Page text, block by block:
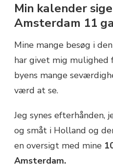
Min kalender
Amsterdam 11
Mine mange besøg i
har givet mig mulighed
byens mange
værd at se.
Jeg synes efterhånden,
og småt i Holland og
en oversigt med mine
Amsterdam.